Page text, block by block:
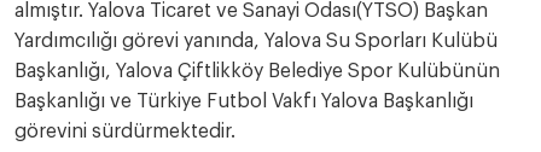
almıştır. Yalova Ticaret ve Sanayi Odası(YTSO) Başkan
Yardımcılığı görevi yanında, Yalova Su Sporları Kulübü
Başkanlığı, Yalova Çiftlikköy Belediye Spor Kulübünün
Başkanlığı ve Türkiye Futbol Vakfı Yalova Başkanlığı
görevini sürdürmektedir.